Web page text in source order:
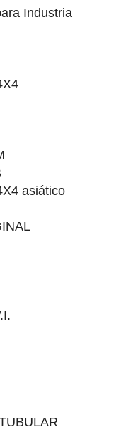
Industria
asiático